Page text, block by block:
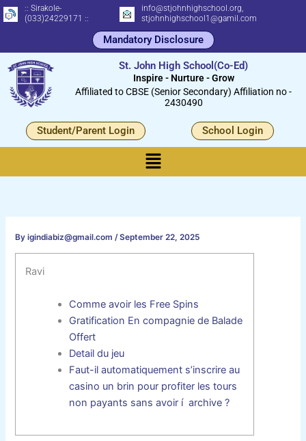
Skip
to
:: Sirakole-
(033)24229171 ::
info@stjohnhighschool.org,
stjohnhighschool1@gamil.com
Mandatory Disclosure
St. John High School(Co-Ed)
Inspire - Nurture - Grow
Affiliated to CBSE (Senior Secondary) Affiliation no -
2430490
Student/Parent Login School Login
Menu
Byigindiabiz@gmail.com /September 22, 2025
Ravi
Comme avoir les Free Spins
Gratification En compagnie de Balade
Offert
Detail du jeu
Faut-il automatiquement s’inscrire au
casino un brin pour profiter les tours
non payants sans avoir í archive ?